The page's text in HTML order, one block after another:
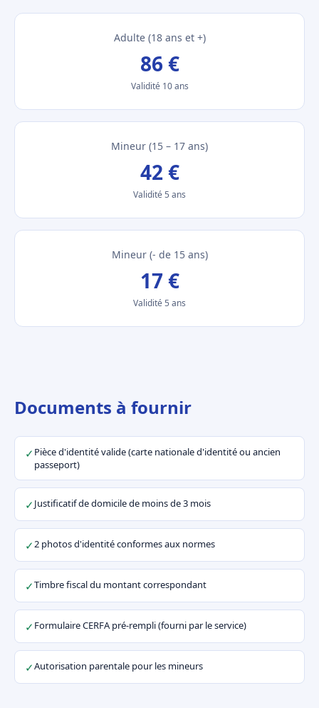
Adulte (18 ans et +)
86 €
Validité 10 ans
Mineur (15 – 17 ans)
42 €
Validité 5 ans
Mineur (- de 15 ans)
17 €
Validité 5 ans
Documents à fournir
✓ Pièce d'identité valide (carte nationale d'identité ou ancien
passeport)
✓Justificatif de domicile de moins de 3 mois
✓2 photos d'identité conformes aux normes
✓Timbre fiscal du montant correspondant
✓ Formulaire CERFA pré-rempli (fourni par le service)
✓Autorisation parentale pour les mineurs